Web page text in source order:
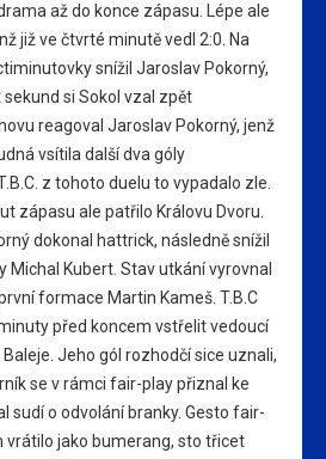
až do konce zápasu. Lépe ale
již ve čtvrté minutě vedl 2:0. Na
snížil Jaroslav Pokorný,
si Sokol vzal zpět
reagoval Jaroslav Pokorný, jenž
vsítila další dva góly
z tohoto duelu to vypadalo zle.
zápasu ale patřilo Královu Dvoru.
dokonal hattrick, následně snížil
Michal Kubert. Stav utkání vyrovnal
formace Martin Kameš. T.B.C
před koncem vstřelit vedoucí
Jeho gól rozhodčí sice uznali,
se v rámci fair-play přiznal ke
sudí o odvolání branky. Gesto fair-
vrátilo jako bumerang, sto třicet